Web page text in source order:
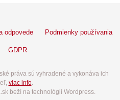
odpovede Podmienky používania
GDPR
práva sú vyhradené a vykonáva ich
viac info.
beží na technológií Wordpress.